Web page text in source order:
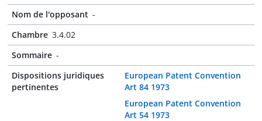
Nom de l'opposant -
Chambre 3.4.02
Sommaire -
Dispositions juridiques
pertinentes
European Patent Convention
Art 84 1973
European Patent Convention
Art 54 1973